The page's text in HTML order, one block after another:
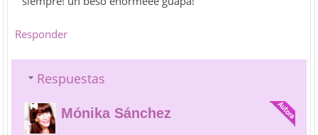
Responder
Respuestas
Mónika Sánchez